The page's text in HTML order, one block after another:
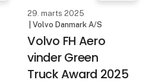
29. marts 2025
| Volvo Danmark A/S
Volvo FH Aero
vinder Green
Truck Award 2025